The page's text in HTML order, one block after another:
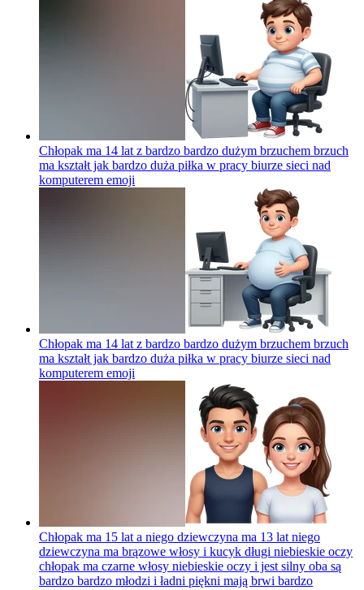
Chłopak ma 14 lat z bardzo bardzo dużym brzuchem brzuch
ma kształt jak bardzo duża piłka w pracy biurze sieci nad
komputerem emoji
Chłopak ma 14 lat z bardzo bardzo dużym brzuchem brzuch
ma kształt jak bardzo duża piłka w pracy biurze sieci nad
komputerem emoji
Chłopak ma 15 lat a niego dziewczyna ma 13 lat niego
dziewczyna ma brązowe włosy i kucyk długi niebieskie oczy
chłopak ma czarne włosy niebieskie oczy i jest silny oba są
bardzo bardzo młodzi i ładni piękni mają brwi bardzo